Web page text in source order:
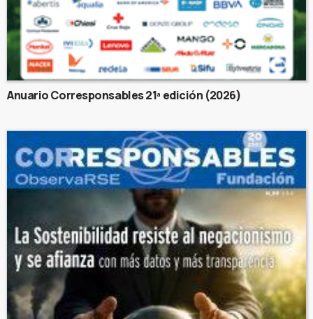
Anuario Corresponsables 21ª edición (2026)